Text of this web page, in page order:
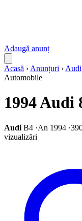
Adaugă anunț
Acasă › Anunțuri › Audi
Automobile
1994 Audi
Audi B4 ·An 1994 ·
vizualizări